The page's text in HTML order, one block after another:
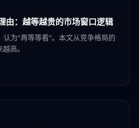
由：越等越贵的市场窗口逻辑
认为"再等等看"。本文从竞争格局的
高。